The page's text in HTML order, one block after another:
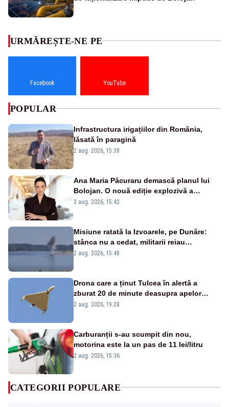
URMĂREȘTE-NE PE
Facebook YouTube
POPULAR
Infrastructura irigațiilor din România,
lăsată în paragină
2 aug. 2026, 15:38
Ana Maria Păcuraru demască planul lui
Bolojan. O nouă ediție explozivă a
emisiunii „Miza Zilei” la Realitatea PLUS
2 aug. 2026, 15:42
Misiune ratată la Izvoarele, pe Dunăre:
stânca nu a cedat, militarii reiau
detonările luni – VIDEO
2 aug. 2026, 15:48
Drona care a ținut Tulcea în alertă a
zburat 20 de minute deasupra apelor
României. Au fost ridicate două F-16
2 aug. 2026, 19:28
Carburanții s-au scumpit din nou,
motorina este la un pas de 11 lei/litru
2 aug. 2026, 15:36
CATEGORII POPULARE